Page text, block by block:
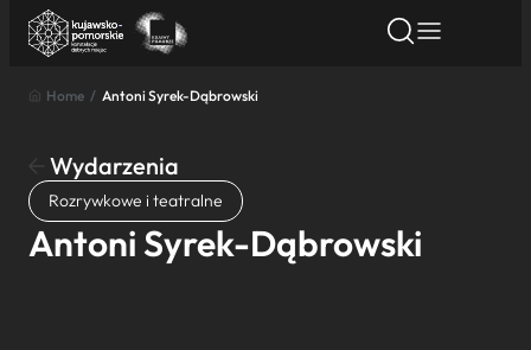
Znajdź atrakcję
Nazwa atrakcji
Miasto
Home / Antoni Syrek-Dąbrowski
Wydarzenia
Rozrywkowe i teatralne
Antoni Syrek-Dąbrowski